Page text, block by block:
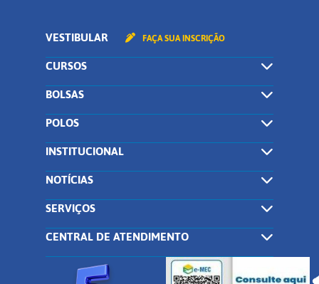
VESTIBULAR FAÇA SUA INSCRIÇÃO
CURSOS
BOLSAS
POLOS
INSTITUCIONAL
NOTÍCIAS
SERVIÇOS
CENTRAL DE ATENDIMENTO